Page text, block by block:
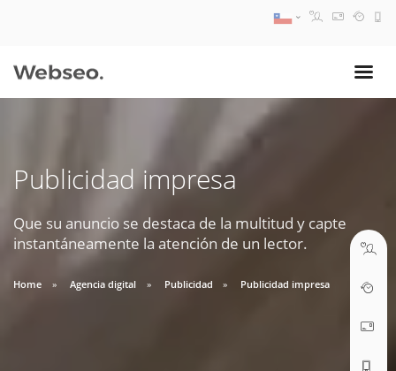
Publicidad impresa
Que su anuncio se destaca de la multitud y capte
instantáneamente la atención de un lector.
Home Agencia digital Publicidad Publicidad impresa
09:30 AM A 18:30 PM
soporte@webseo.cl